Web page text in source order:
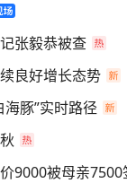
张毅恭被查
良好增长态势
海豚”实时路径
9000被母亲7500